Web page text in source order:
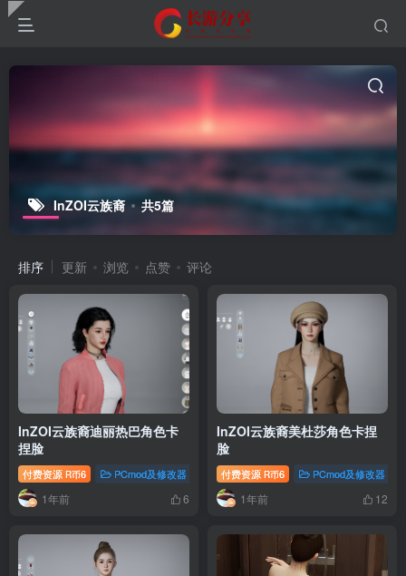
InZOI云族裔 共5篇
排序 更新 浏览 点赞 评论
InZOI云族裔迪丽热巴角色卡
捏脸
付费资源 R币6 PCmod及修改器
1年前 6
InZOI云族裔美杜莎角色卡捏
脸
付费资源 R币6 PCmod及修改器
1年前 12